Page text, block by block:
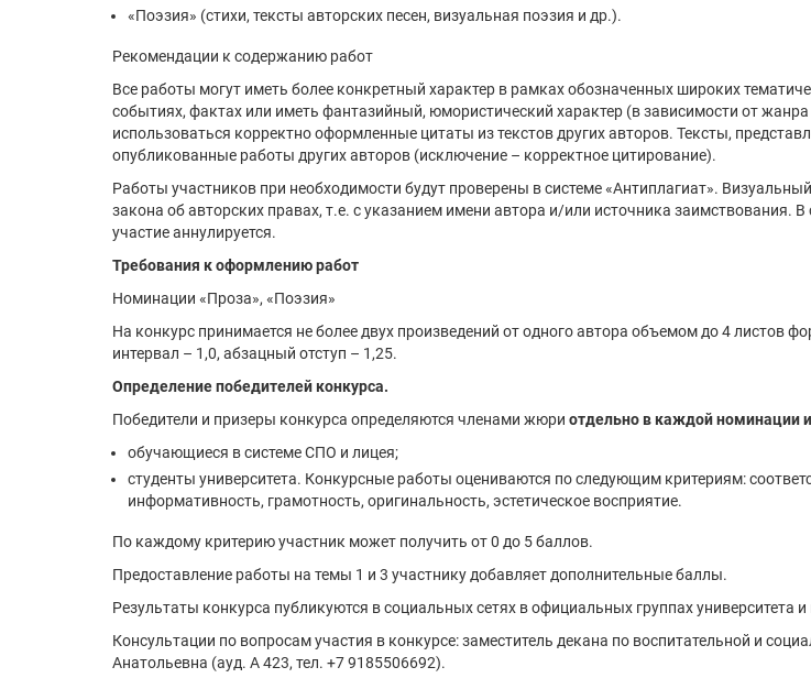
«Поэзия» (стихи, тексты авторских песен, визуальная поэзия и др.).
Рекомендации к содержанию работ
Все работы могут иметь более конкретный характер в рамках обозначенных широких
событиях, фактах или иметь фантазийный, юмористический характер (в зависимости от
использоваться корректно оформленные цитаты из текстов других авторов. Тексты,
опубликованные работы других авторов (исключение – корректное цитирование).
Работы участников при необходимости будут проверены в системе «Антиплагиат».
закона об авторских правах, т.е. с указанием имени автора и/или источника заимствования.
участие аннулируется.
Требования к оформлению работ
Номинации «Проза», «Поэзия»
На конкурс принимается не более двух произведений от одного автора объемом до 4 листов
интервал – 1,0, абзацный отступ – 1,25.
Определение победителей конкурса.
Победители и призеры конкурса определяются членами жюри отдельно в каждой номинации
обучающиеся в системе СПО и лицея;
студенты университета. Конкурсные работы оцениваются по следующим критериям:
информативность, грамотность, оригинальность, эстетическое восприятие.
По каждому критерию участник может получить от 0 до 5 баллов.
Предоставление работы на темы 1 и 3 участнику добавляет дополнительные баллы.
Результаты конкурса публикуются в социальных сетях в официальных группах
Консультации по вопросам участия в конкурсе: заместитель декана по воспитательной и
Анатольевна (ауд. А 423, тел. +7 9185506692).